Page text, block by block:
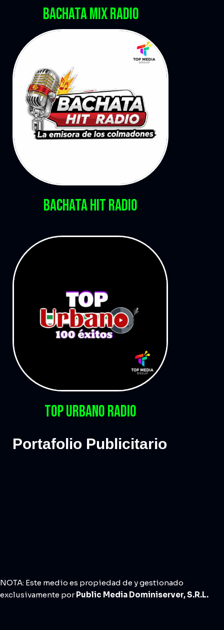
Portafolio Publicitario
BACHATA MIX RADIO
BACHATA HIT RADIO
Top Urbano Radio
NOTA: Este medio es propiedad de y gestionado
exclusivamente porPublic Media Dominiserver, S.R.L.